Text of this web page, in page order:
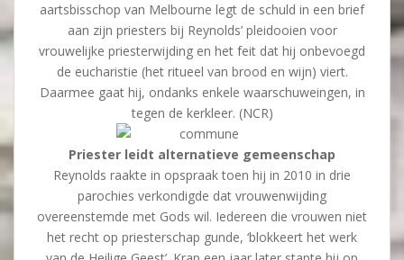
aartsbisschop van Melbourne legt de schuld in een brief
aan zijn priesters bij Reynolds’ pleidooien voor
vrouwelijke priesterwijding en het feit dat hij onbevoegd
de eucharistie (het ritueel van brood en wijn) viert.
Daarmee gaat hij, ondanks enkele waarschuweingen, in
tegen de kerkleer. (NCR)
Priester leidt alternatieve gemeenschap
Reynolds raakte in opspraak toen hij in 2010 in drie
parochies verkondigde dat vrouwenwijding
overeenstemde met Gods wil. Iedereen die vrouwen niet
het recht op priesterschap gunde, ‘blokkeert het werk